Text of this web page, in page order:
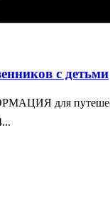
с детьми
для